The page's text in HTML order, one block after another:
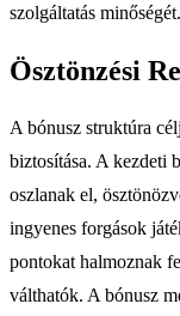
szolgáltatás minőségét.
Ösztönzési
A bónusz struktúra
biztosítása. A kezdeti
oszlanak el,
ingyenes forgások
pontokat halmoznak
válthatók. A bónusz